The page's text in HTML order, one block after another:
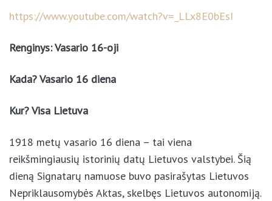
https://www.youtube.com/watch?v=_LLx8E0bEsI
Renginys: Vasario 16-oji
Kada? Vasario 16 diena
Kur? Visa Lietuva
1918 metų vasario 16 diena – tai viena
reikšmingiausių istorinių datų Lietuvos valstybei. Šią
dieną Signatarų namuose buvo pasirašytas Lietuvos
Nepriklausomybės Aktas, skelbęs Lietuvos autonomiją.